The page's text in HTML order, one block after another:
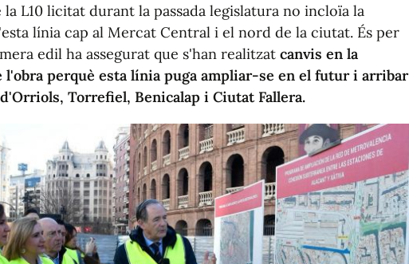
la L10 licitat durant la passada legislatura no incloïa la
línia cap al Mercat Central i el nord de la ciutat. És per
edil ha assegurat que s'han realitzat canvis en la
l'obra perquè esta línia puga ampliar-se en el futur i arribar
Torrefiel, Benicalap i Ciutat Fallera.